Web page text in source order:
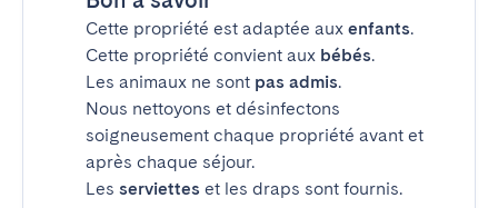
Cette propriété est adaptée aux enfants.
Cette propriété convient aux bébés.
Les animaux ne sont pas admis.
Nous nettoyons et désinfectons
soigneusement chaque propriété avant et
après chaque séjour.
Les serviettes et les draps sont fournis.